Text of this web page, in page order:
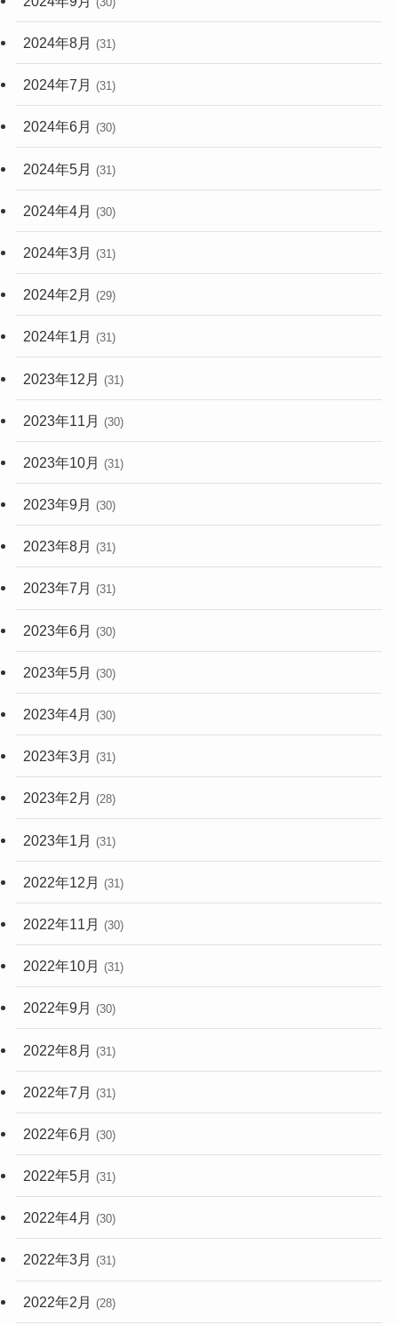
2024年8月 (31)
2024年7月 (31)
2024年6月 (30)
2024年5月 (31)
2024年4月 (30)
2024年3月 (31)
2024年2月 (29)
2024年1月 (31)
2023年12月 (31)
2023年11月 (30)
2023年10月 (31)
2023年9月 (30)
2023年8月 (31)
2023年7月 (31)
2023年6月 (30)
2023年5月 (30)
2023年4月 (30)
2023年3月 (31)
2023年2月 (28)
2023年1月 (31)
2022年12月 (31)
2022年11月 (30)
2022年10月 (31)
2022年9月 (30)
2022年8月 (31)
2022年7月 (31)
2022年6月 (30)
2022年5月 (31)
2022年4月 (30)
2022年3月 (31)
2022年2月 (28)